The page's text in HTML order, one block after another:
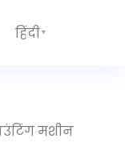
हिंदी
मशीन